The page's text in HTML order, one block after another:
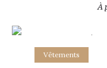
À
-10% Sale!
Vêtements